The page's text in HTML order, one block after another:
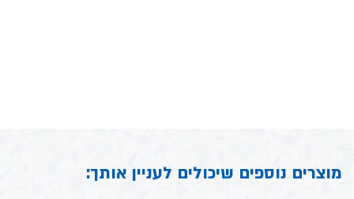
מוצרים נוספים שיכולים לעניין אותך: